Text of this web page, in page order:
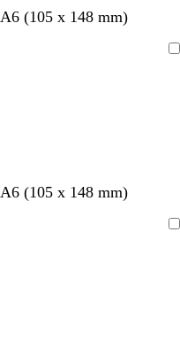
a
A6 (105 x 148 mm)
A6 (105 x 148 mm)